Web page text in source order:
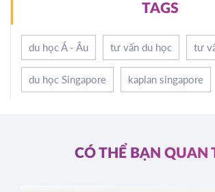
TAGS
du học Á - Âu tư vấn du học tư
du học Singapore kaplan singapore
CÓ THỂ BẠN QUAN